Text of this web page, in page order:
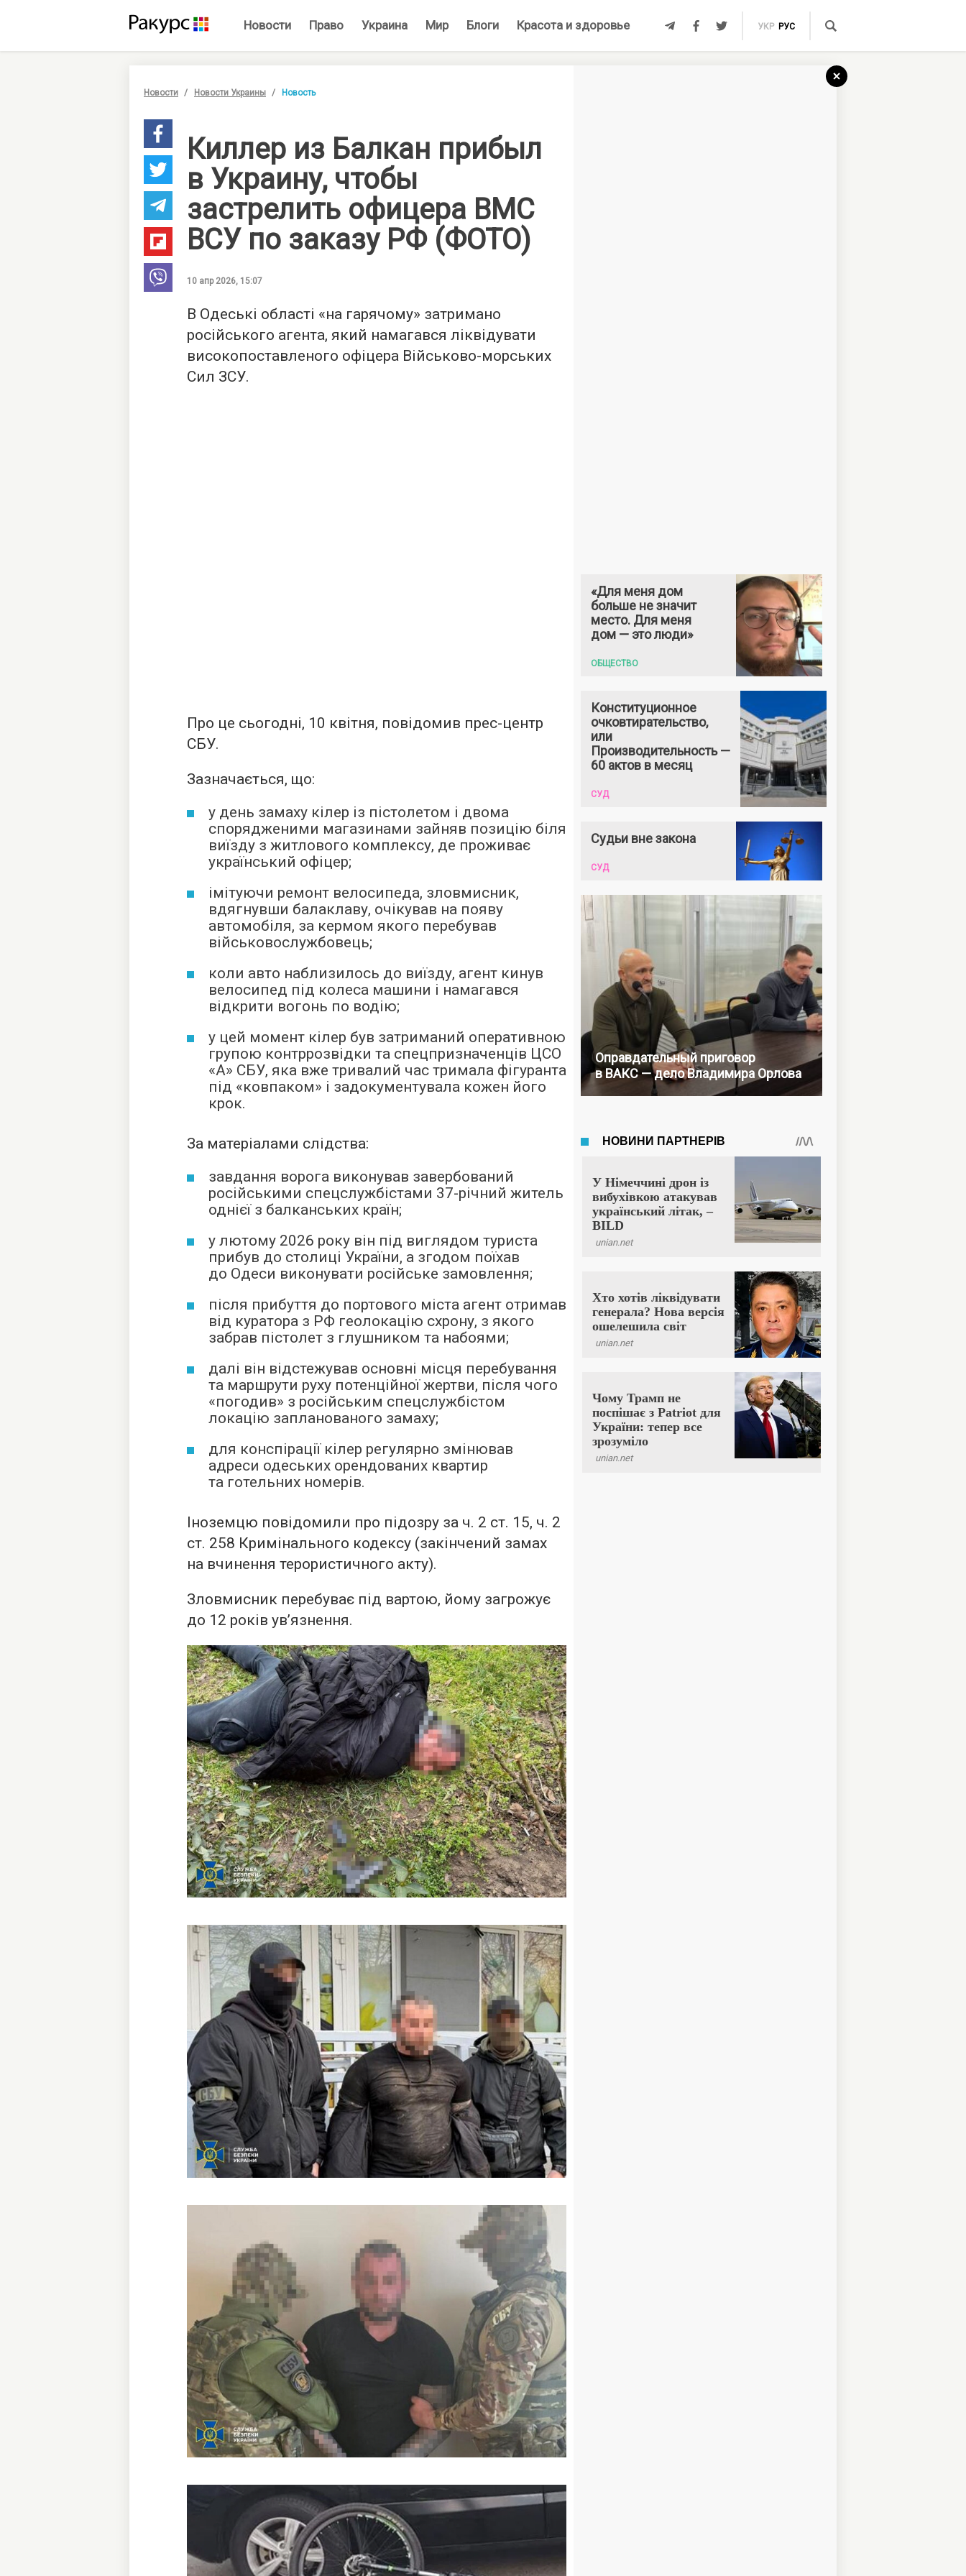
Новости Право Украина Мир Блоги Красота и здоровье УКР РУС
Новости Новости Украины Новость
Киллер из Балкан прибыл
в Украину, чтобы
застрелить офицера ВМС
ВСУ по заказу РФ (ФОТО)
10 апр 2026, 15:07
В Одеські області «на гарячому» затримано
російського агента, який намагався ліквідувати
високопоставленого офіцера Військово-морських
Сил ЗСУ.
Про це сьогодні, 10 квітня, повідомив прес-центр
СБУ.
Зазначається, що:
у день замаху кілер із пістолетом і двома
спорядженими магазинами зайняв позицію біля
виїзду з житлового комплексу, де проживає
український офіцер;
імітуючи ремонт велосипеда, зловмисник,
вдягнувши балаклаву, очікував на появу
автомобіля, за кермом якого перебував
військовослужбовець;
коли авто наблизилось до виїзду, агент кинув
велосипед під колеса машини і намагався
відкрити вогонь по водію;
у цей момент кілер був затриманий оперативною
групою контррозвідки та спецпризначенців ЦСО
«А» СБУ, яка вже тривалий час тримала фігуранта
під «ковпаком» і задокументувала кожен його
крок.
За матеріалами слідства:
завдання ворога виконував завербований
російськими спецслужбістами 37-річний житель
однієї з балканських країн;
у лютому 2026 року він під виглядом туриста
прибув до столиці України, а згодом поїхав
до Одеси виконувати російське замовлення;
після прибуття до портового міста агент отримав
від куратора з РФ геолокацію схрону, з якого
забрав пістолет з глушником та набоями;
далі він відстежував основні місця перебування
та маршрути руху потенційної жертви, після чого
«погодив» з російським спецслужбістом
локацію запланованого замаху;
для конспірації кілер регулярно змінював
адреси одеських орендованих квартир
та готельних номерів.
Іноземцю повідомили про підозру за ч. 2 ст. 15, ч. 2
ст. 258 Кримінального кодексу (закінчений замах
на вчинення терористичного акту).
Зловмисник перебуває під вартою, йому загрожує
до 12 років ув’язнення.
«Для меня дом
больше не значит
место. Для меня
дом — это люди»
ОБЩЕСТВО
Конституционное
очковтирательство,
или
Производительность —
60 актов в месяц
СУД
Судьи вне закона
СУД
Оправдательный приговор
в ВАКС — дело Владимира Орлова